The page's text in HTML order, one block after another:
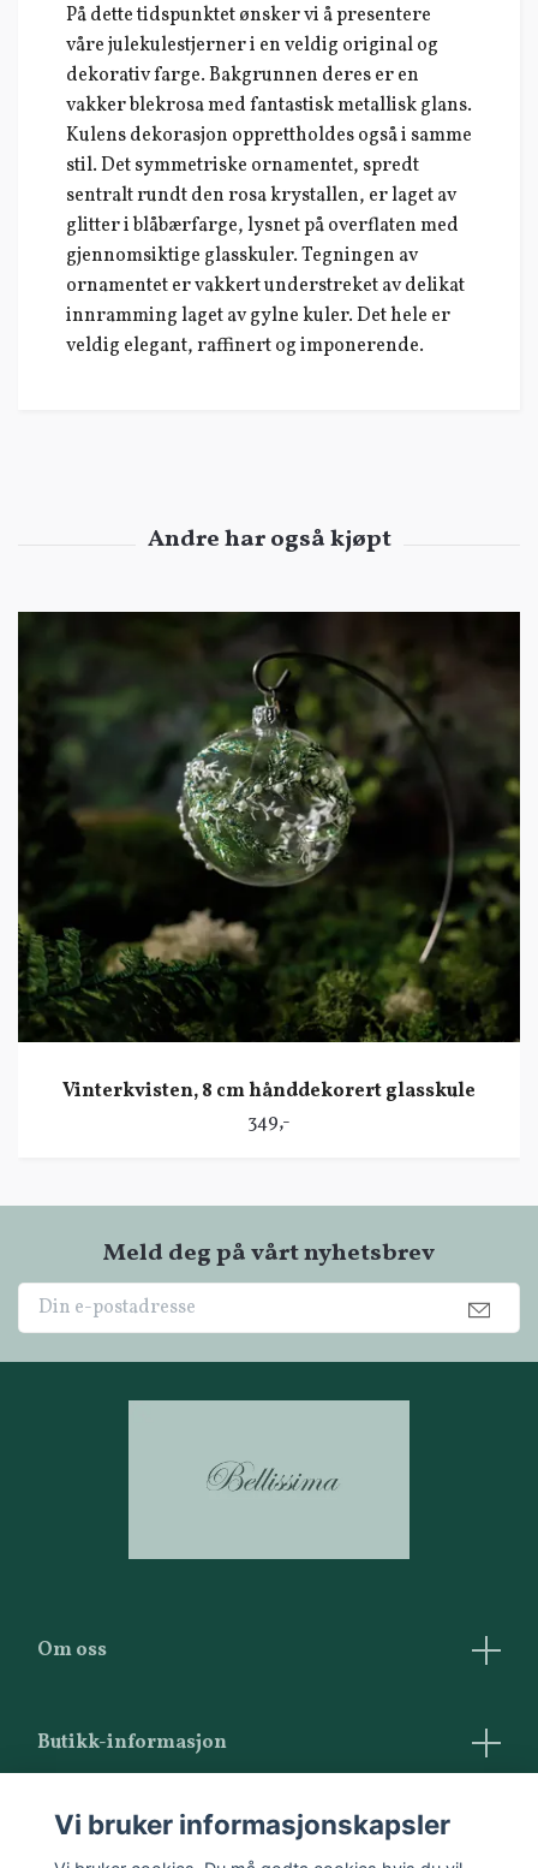
På dette tidspunktet ønsker vi å presentere
våre julekulestjerner i en veldig original og
dekorativ farge. Bakgrunnen deres er en
vakker blekrosa med fantastisk metallisk glans.
Kulens dekorasjon opprettholdes også i samme
stil. Det symmetriske ornamentet, spredt
sentralt rundt den rosa krystallen, er laget av
glitter i blåbærfarge, lysnet på overflaten med
gjennomsiktige glasskuler. Tegningen av
ornamentet er vakkert understreket av delikat
innramming laget av gylne kuler. Det hele er
veldig elegant, raffinert og imponerende.
Vinterkvisten, 8 cm hånddekorert glasskule
349,-
Meld deg på vårt nyhetsbrev
Om oss
Butikk-informasjon
Vilkår og betingelser
Kontakt oss
Vi bruker informasjonskapsler